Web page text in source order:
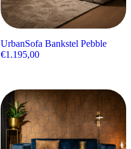
UrbanSofa Bankstel Pebble
€1.195,00